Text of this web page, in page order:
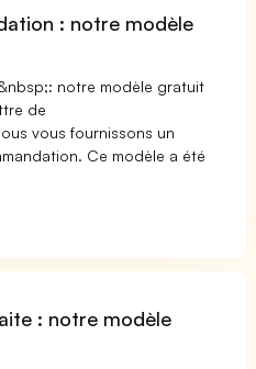
: notre modèle
notre modèle gratuit
de
vous fournissons un
Ce modèle a été
: notre modèle